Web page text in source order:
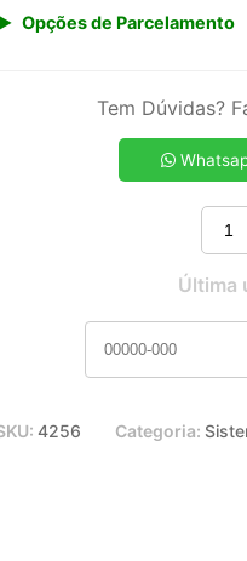
Opções de Parcelamento
Tem Dúvidas?
Última
4256 Categoria: